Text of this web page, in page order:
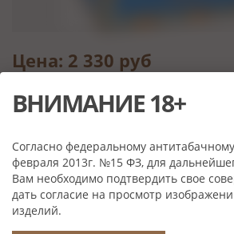
Цена: 2 330 руб
Поштучно (цена за 1 сигару)
Артикул: 00001647
Упаковка (в упаковке 25 штук)
ВНИМАНИЕ 18+
Согласно федеральному
февраля 2013г. №15 ФЗ, для
Вам необходимо подтвердить свое
дать согласие на просмотр
изделий.